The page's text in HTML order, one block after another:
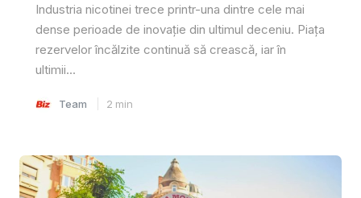
Industria nicotinei trece printr-una dintre cele mai
dense perioade de inovație din ultimul deceniu. Piața
rezervelor încălzite continuă să crească, iar în
ultimii...
Team 2 min